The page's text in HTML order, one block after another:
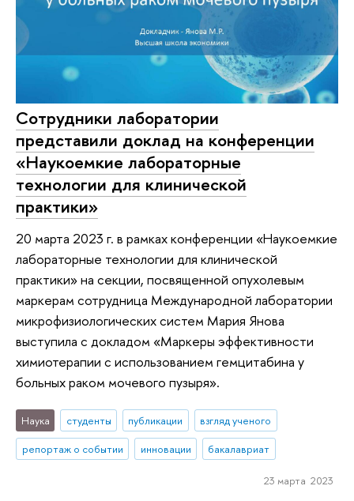
Сотрудники лаборатории
представили доклад на конференции
«Наукоемкие лабораторные
технологии для клинической
практики»
20 марта 2023 г. в рамках конференции «Наукоемкие
лабораторные технологии для клинической
практики» на секции, посвященной опухолевым
маркерам сотрудница Международной лаборатории
микрофизиологических систем Мария Янова
выступила с докладом «Маркеры эффективности
химиотерапии с использованием гемцитабина у
больных раком мочевого пузыря».
Наука студенты публикации
взгляд ученого
репортаж о событии
инновации бакалавриат
23 марта 2023